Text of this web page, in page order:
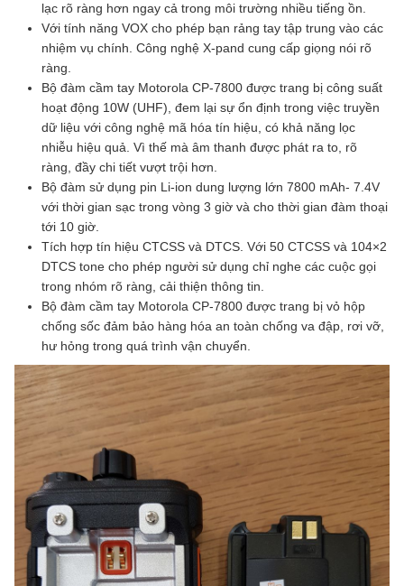
lạc rõ ràng hơn ngay cả trong môi trường nhiều tiếng ồn.
Với tính năng VOX cho phép bạn rảng tay tập trung vào các
nhiệm vụ chính. Công nghệ X-pand cung cấp giọng nói rõ
ràng.
Bộ đàm cầm tay Motorola CP-7800 được trang bị công suất
hoạt động 10W (UHF), đem lại sự ổn định trong việc truyền
dữ liệu với công nghệ mã hóa tín hiệu, có khả năng lọc
nhiễu hiệu quả. Vì thế mà âm thanh được phát ra to, rõ
ràng, đầy chi tiết vượt trội hơn.
Bộ đàm sử dụng pin Li-ion dung lượng lớn 7800 mAh- 7.4V
với thời gian sạc trong vòng 3 giờ và cho thời gian đàm thoại
tới 10 giờ.
Tích hợp tín hiệu CTCSS và DTCS. Với 50 CTCSS và 104×2
DTCS tone cho phép người sử dụng chỉ nghe các cuộc gọi
trong nhóm rõ ràng, cải thiện thông tin.
Bộ đàm cầm tay Motorola CP-7800 được trang bị vỏ hộp
chống sốc đảm bảo hàng hóa an toàn chống va đập, rơi vỡ,
hư hỏng trong quá trình vận chuyển.